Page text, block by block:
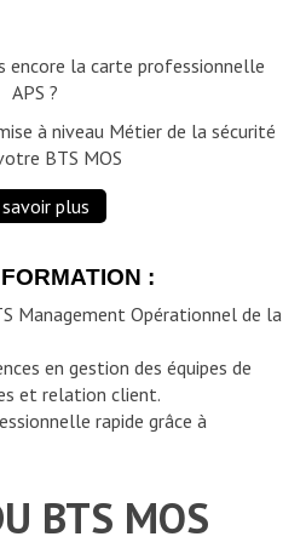
encore la carte professionnelle
APS ?
à niveau Métier de la sécurité
BTS MOS
savoir plus
:
Management Opérationnel de la
en gestion des équipes de
et relation client.
rapide grâce à
BTS MOS